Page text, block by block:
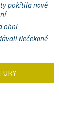
pokřtila nové
ohni
Nečekané